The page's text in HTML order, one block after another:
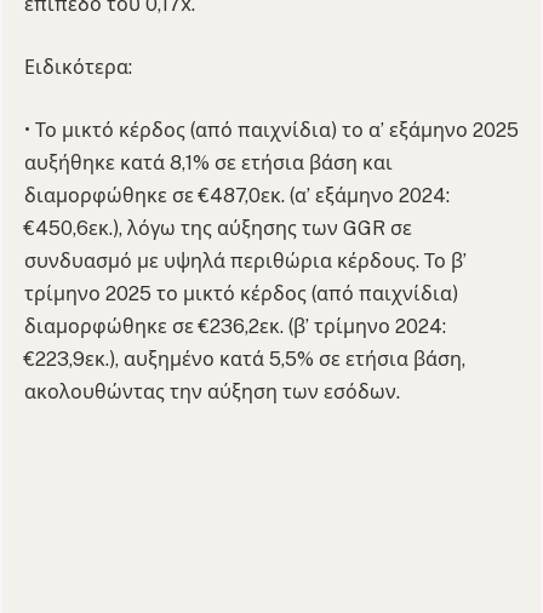
Ειδικότερα:
• Το μικτό κέρδος (από παιχνίδια) το α’ εξάμηνο 2025
αυξήθηκε κατά 8,1% σε ετήσια βάση και
διαμορφώθηκε σε €487,0εκ. (α’ εξάμηνο 2024:
€450,6εκ.), λόγω της αύξησης των GGR σε
συνδυασμό με υψηλά περιθώρια κέρδους. Το β’
τρίμηνο 2025 το μικτό κέρδος (από παιχνίδια)
διαμορφώθηκε σε €236,2εκ. (β’ τρίμηνο 2024:
€223,9εκ.), αυξημένο κατά 5,5% σε ετήσια βάση,
ακολουθώντας την αύξηση των εσόδων.